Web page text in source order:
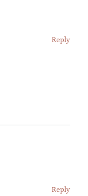
Reply
Reply